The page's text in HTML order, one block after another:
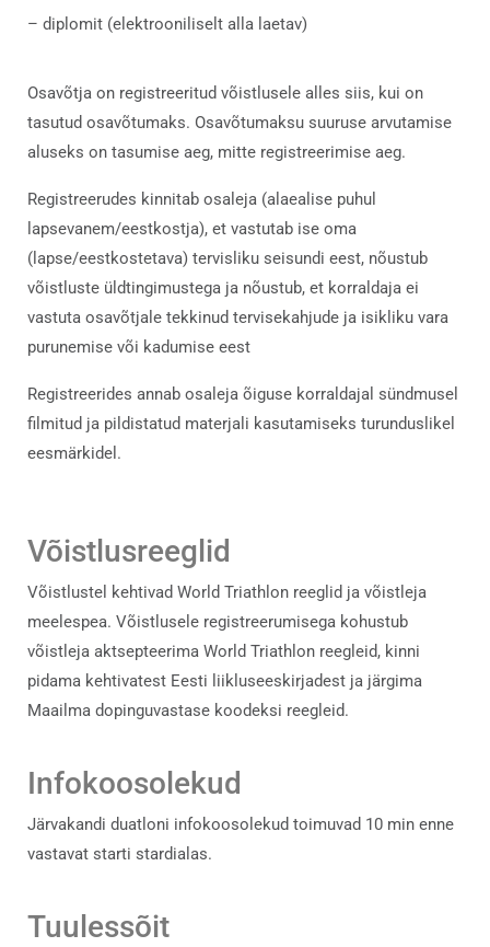
– diplomit (elektrooniliselt alla laetav)
Osavõtja on registreeritud võistlusele alles siis, kui on
tasutud osavõtumaks. Osavõtumaksu suuruse arvutamise
aluseks on tasumise aeg, mitte registreerimise aeg.
Registreerudes kinnitab osaleja (alaealise puhul
lapsevanem/eestkostja), et vastutab ise oma
(lapse/eestkostetava) tervisliku seisundi eest, nõustub
võistluste üldtingimustega ja nõustub, et korraldaja ei
vastuta osavõtjale tekkinud tervisekahjude ja isikliku vara
purunemise või kadumise eest
Registreerides annab osaleja õiguse korraldajal sündmusel
filmitud ja pildistatud materjali kasutamiseks turunduslikel
eesmärkidel.
Võistlusreeglid
Võistlustel kehtivad World Triathlon reeglid ja võistleja
meelespea. Võistlusele registreerumisega kohustub
võistleja aktsepteerima World Triathlon reegleid, kinni
pidama kehtivatest Eesti liikluseeskirjadest ja järgima
Maailma dopinguvastase koodeksi reegleid.
Infokoosolekud
Järvakandi duatloni infokoosolekud toimuvad 10 min enne
vastavat starti stardialas.
Tuulessõit